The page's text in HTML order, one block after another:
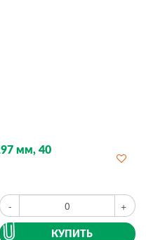
мм, 40
- +
КУПИТЬ